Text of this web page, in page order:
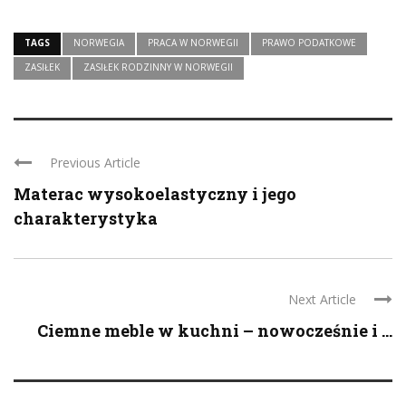
TAGS NORWEGIA PRACA W NORWEGII
PRAWO PODATKOWE
ZASIŁEK
ZASIŁEK RODZINNY W NORWEGII
Previous Article
Materac wysokoelastyczny i jego
charakterystyka
Next Article
Ciemne meble w kuchni – nowocześnie i ...